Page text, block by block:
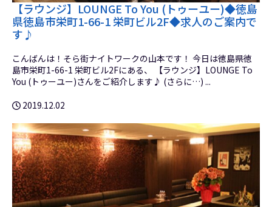
【ラウンジ】LOUNGE To You (トゥーユー)◆徳島
県徳島市栄町1-66-1 栄町ビル2F◆求人のご案内で
す♪
こんばんは！そら街ナイトワークの山本です！ 今日は徳島県徳
島市栄町1-66-1 栄町ビル2Fにある、 【ラウンジ】LOUNGE To
You (トゥーユー)さんをご紹介します♪ (さらに…) ...
2019.12.02